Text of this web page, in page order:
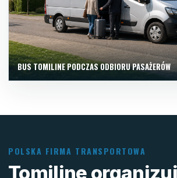
BUS TOMILINE PODCZAS ODBIORU PASAŻERÓW
POLSKA FIRMA TRANSPORTOWA
Tomiline